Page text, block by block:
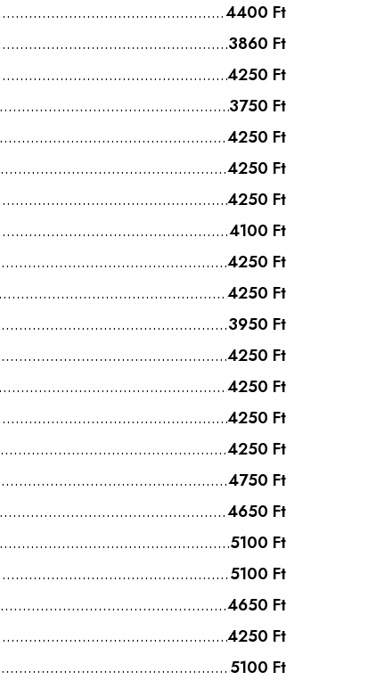
4400 Ft
3860 Ft
4250 Ft
3750 Ft
4250 Ft
4250 Ft
4250 Ft
4100 Ft
4250 Ft
4250 Ft
3950 Ft
4250 Ft
4250 Ft
4250 Ft
4250 Ft
4750 Ft
4650 Ft
5100 Ft
5100 Ft
4650 Ft
4250 Ft
5100 Ft